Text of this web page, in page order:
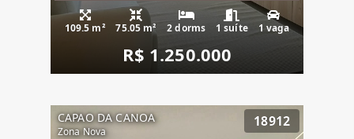
109.5 m² 75.05 m² 2 dorms 1 suíte 1 vaga
R$ 1.250.000
CAPAO DA CANOA
Zona Nova
18912